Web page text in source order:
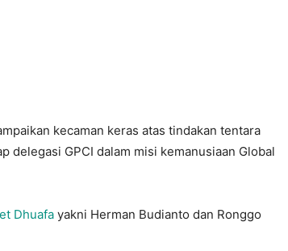
kecaman keras atas tindakan tentara
delegasi GPCI dalam misi kemanusiaan Global
Dhuafa yakni Herman Budianto dan Ronggo